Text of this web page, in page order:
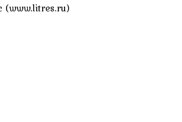
(www.litres.ru)